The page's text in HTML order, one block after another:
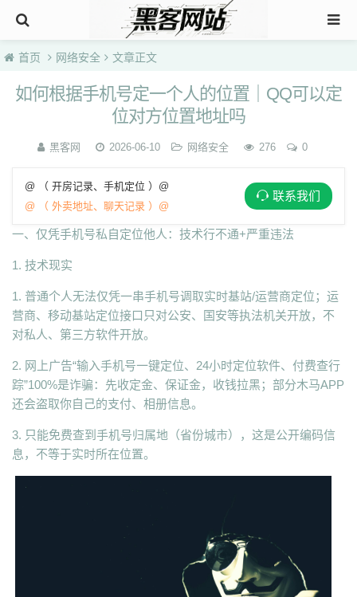
首页 网络安全 文章正文
如何根据手机号定一个人的位置｜QQ可以定
位对方位置地址吗
黑客网 2026-06-10 网络安全 276 0
@ （ 开房记录、手机定位 ）@
@ （ 外卖地址、聊天记录 ）@
联系我们
一、仅凭手机号私自定位他人：技术行不通+严重违法
1. 技术现实
1. 普通个人无法仅凭一串手机号调取实时基站/运营商定位；运
营商、移动基站定位接口只对公安、国安等执法机关开放，不
对私人、第三方软件开放。
2. 网上广告“输入手机号一键定位、24小时定位软件、付费查行
踪”100%是诈骗：先收定金、保证金，收钱拉黑；部分木马APP
还会盗取你自己的支付、相册信息。
3. 只能免费查到手机号归属地（省份城市），这是公开编码信
息，不等于实时所在位置。